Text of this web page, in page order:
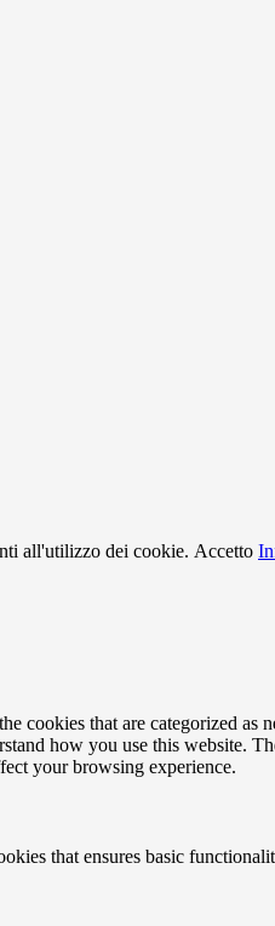
all'utilizzo dei cookie. Accetto
that are categorized as
how you use this website.
your browsing experience.
that ensures basic